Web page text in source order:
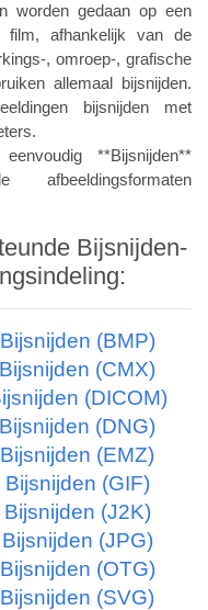
worden gedaan op een
afhankelijk van de
, omroep-, grafische
allemaal bijsnijden.
bijsnijden met
**Bijsnijden**
Bijsnijden-
Bijsnijden (BMP)
Bijsnijden (CMX)
(DICOM)
Bijsnijden (DNG)
Bijsnijden (EMZ)
Bijsnijden (GIF)
Bijsnijden (J2K)
Bijsnijden (JPG)
Bijsnijden (OTG)
Bijsnijden (SVG)